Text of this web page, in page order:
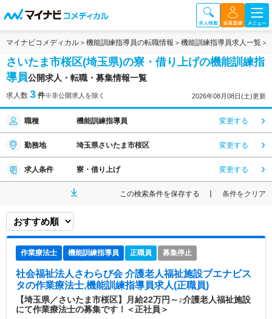
マイナビコメディカル 機能訓練指導員の転職情報 機能訓練指導員求人一覧
さいたま市桜区(埼玉県)の寮・借り上げの機能訓練指
導員公開求人・転職・募集情報一覧
求人数 3 件※非公開求人を除く 2026年08月08日(土)更新
職種 機能訓練指導員 変更する
勤務地 埼玉県さいたま市桜区 変更する
求人条件 寮・借り上げ 変更する
この検索条件を保存する 条件をクリア
作業療法士 機能訓練指導員 正職員 募集停止
社会福祉法人さわらび会 介護老人福祉施設ブエナビス
タの作業療法士,機能訓練指導員求人(正職員)
【埼玉県／さいたま市桜区】月給22万円～♪介護老人福祉施設
にて作業療法士の募集です！＜正社員＞